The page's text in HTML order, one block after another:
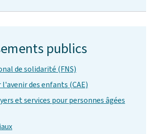
publics
de solidarité (FNS)
l'avenir des enfants (CAE)
et services pour personnes âgées